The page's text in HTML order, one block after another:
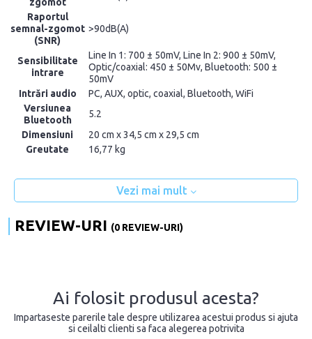
Raportul
semnal-zgomot
(SNR)
>90dB(A)
Sensibilitate
intrare
Line In 1: 700 ± 50mV, Line In 2: 900 ± 50mV,
Optic/coaxial: 450 ± 50Mv, Bluetooth: 500 ±
50mV
Intrări audio
PC, AUX, optic, coaxial, Bluetooth, WiFi
Versiunea
Bluetooth
5.2
Dimensiuni
20 cm x 34,5 cm x 29,5 cm
Greutate
16,77 kg
Vezi mai mult
REVIEW-URI (0 REVIEW-URI)
Ai folosit produsul acesta?
Impartaseste parerile tale despre utilizarea acestui produs si ajuta
si ceilalti clienti sa faca alegerea potrivita